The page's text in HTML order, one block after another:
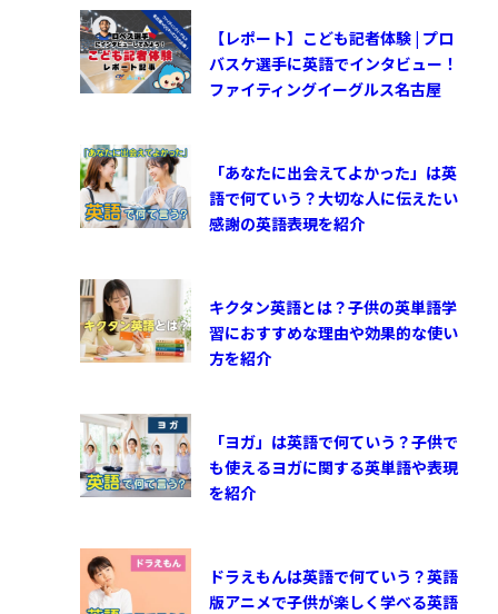
【レポート】こども記者体験 | プロ
バスケ選手に英語でインタビュー！
ファイティングイーグルス名古屋
「あなたに出会えてよかった」は英
語で何ていう？大切な人に伝えたい
感謝の英語表現を紹介
キクタン英語とは？子供の英単語学
習におすすめな理由や効果的な使い
方を紹介
「ヨガ」は英語で何ていう？子供で
も使えるヨガに関する英単語や表現
を紹介
ドラえもんは英語で何ていう？英語
版アニメで子供が楽しく学べる英語